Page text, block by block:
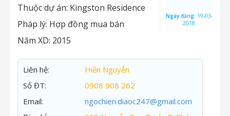
Thuộc dự án: Kingston Residence
Pháp lý: Hợp đồng mua bán
Năm XD: 2015
Ngày đăng: 19-03-
2018
Liên hệ:
Hiền Nguyễn
Số ĐT:
0908 908 262
Email:
ngochien.diaoc247@gmail.com